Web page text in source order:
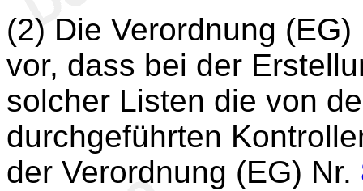
(2) Die Verordnung
vor, dass bei der
solcher Listen die von
durchgeführten
der Verordnung (EG) Nr.